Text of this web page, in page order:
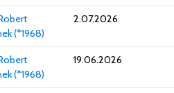
(*1968)
2.07.2026
(*1968)
19.06.2026